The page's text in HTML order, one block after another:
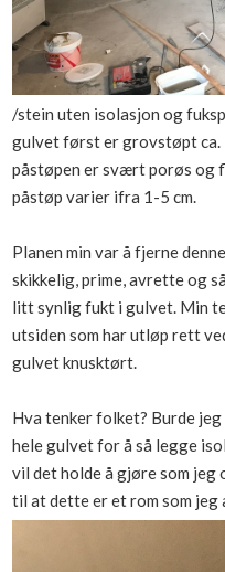
/stein uten isolasjon og
gulvet først er grovstøpt ca.
påstøpen er svært porøs og
påstøp varier ifra 1-5 cm.
Planen min var å fjerne
skikkelig, prime, avrette og
litt synlig fukt i gulvet. Min
utsiden som har utløp rett
gulvet knusktørt.
Hva tenker folket? Burde
hele gulvet for å så legge
vil det holde å gjøre som jeg
til at dette er et rom som jeg